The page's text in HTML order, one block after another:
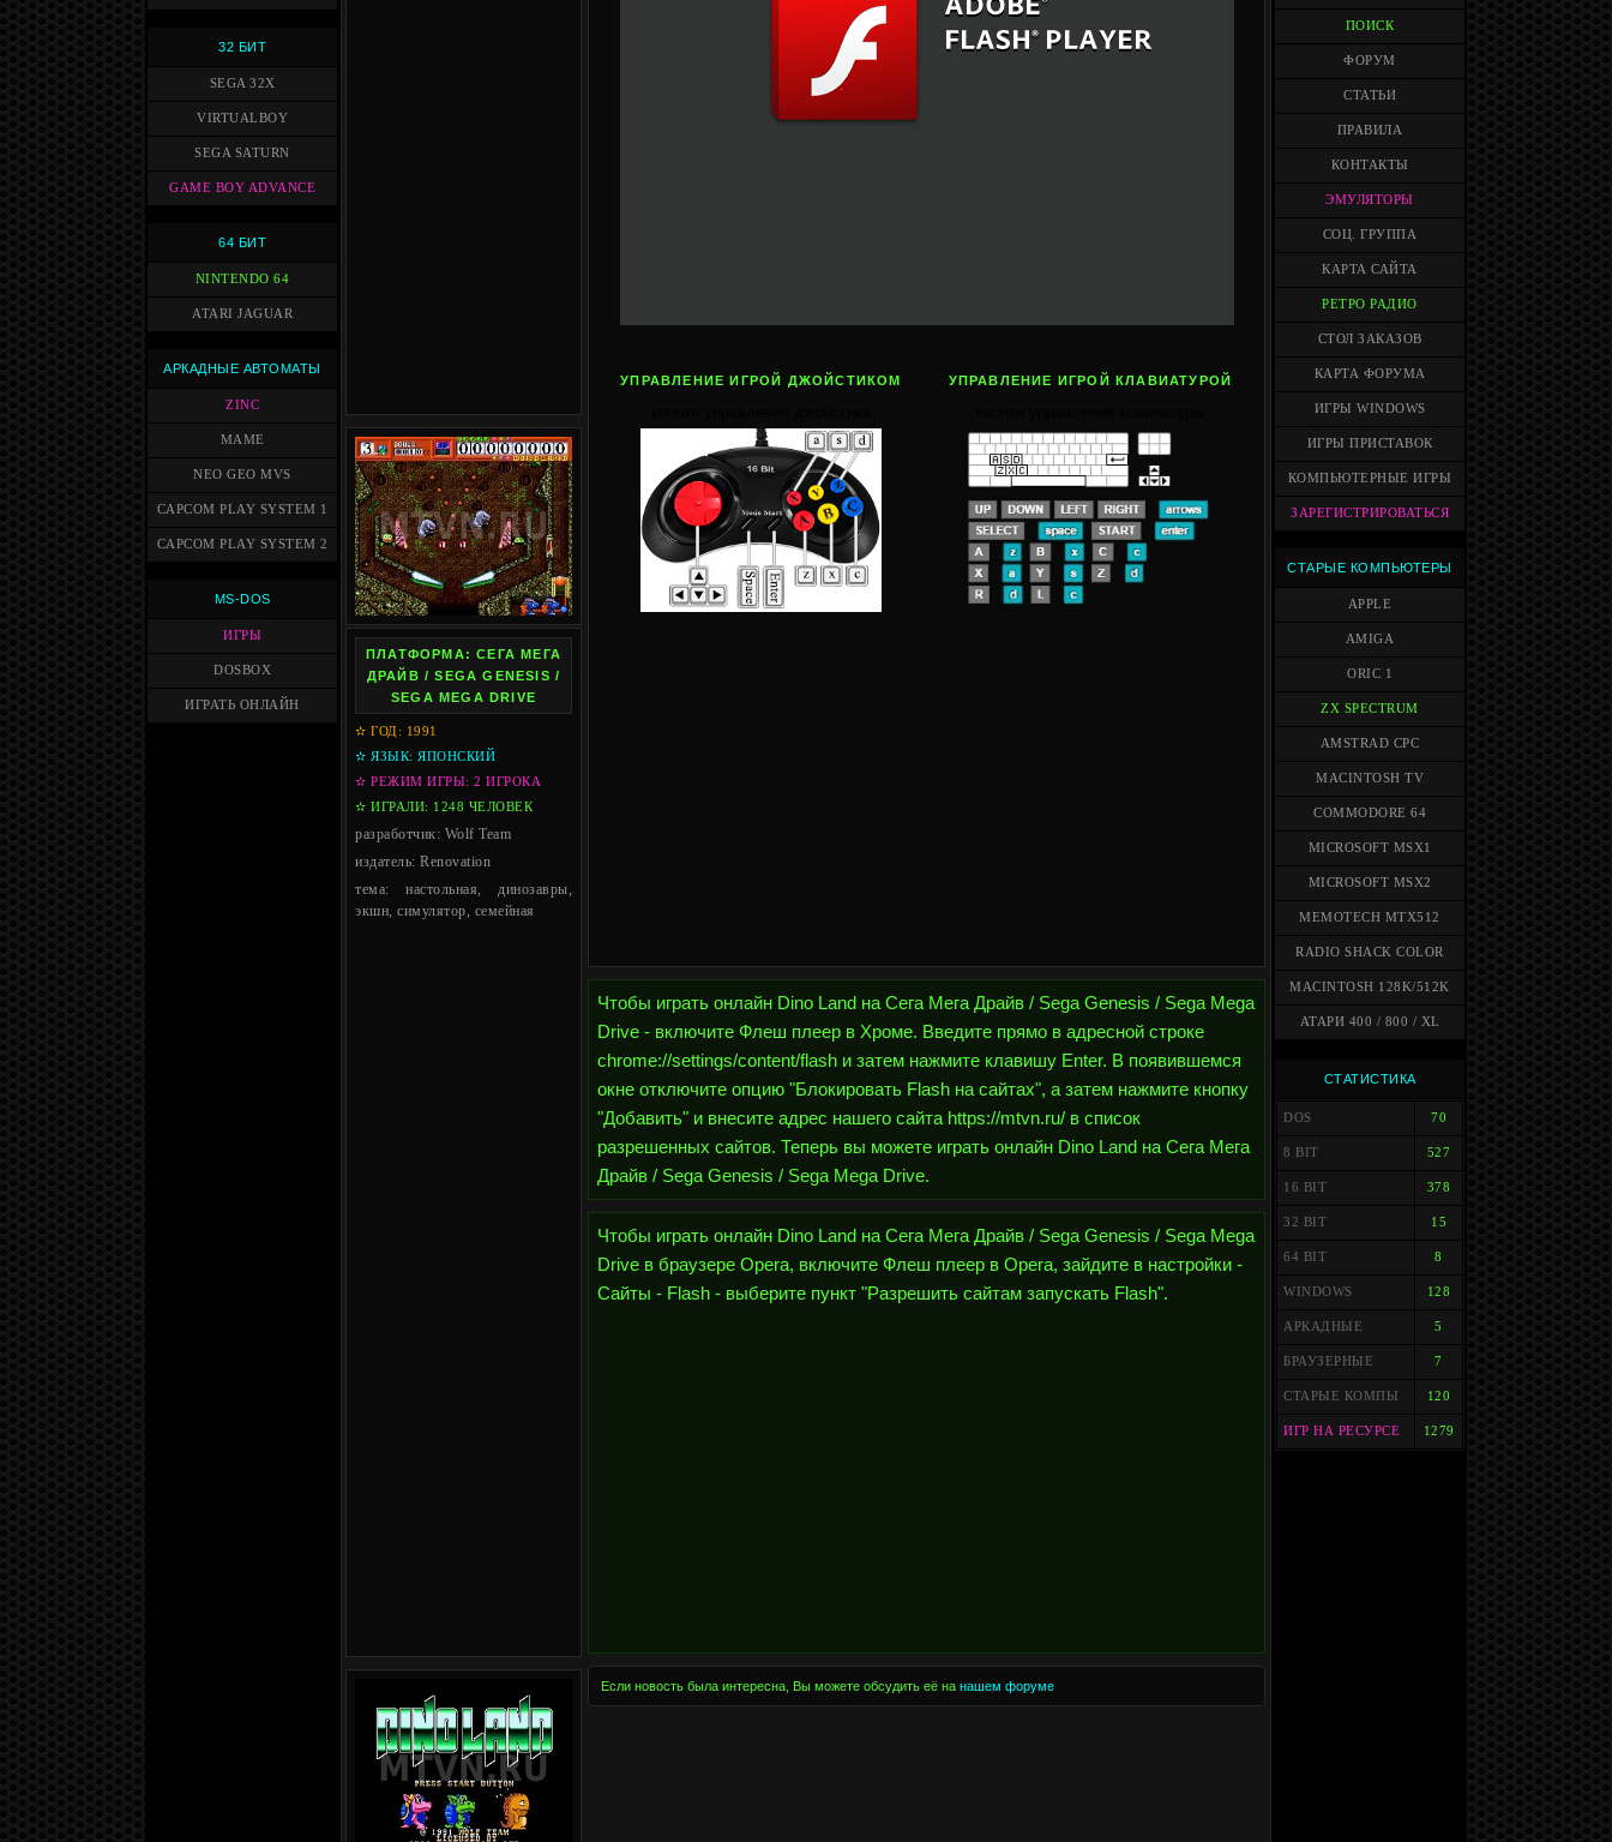
32 БИТ
SEGA 32X
VIRTUALBOY
SEGA SATURN
GAME BOY ADVANCE
64 БИТ
NINTENDO 64
ATARI JAGUAR
АРКАДНЫЕ АВТОМАТЫ
ZINC
MAME
NEO GEO MVS
CAPCOM PLAY SYSTEM 1
CAPCOM PLAY SYSTEM 2
MS-DOS
ИГРЫ
DOSBOX
ИГРАТЬ ОНЛАЙН
ПЛАТФОРМА: СЕГА МЕГА
ДРАЙВ / SEGA GENESIS /
SEGA MEGA DRIVE
✫ ГОД: 1991
✫ ЯЗЫК: ЯПОНСКИЙ
✫ РЕЖИМ ИГРЫ: 2 ИГРОКА
✫ ИГРАЛИ: 1248 ЧЕЛОВЕК
разработчик: Wolf Team
издатель: Renovation
тема: настольная, динозавры,
экшн, симулятор, семейная
УПРАВЛЕНИЕ ИГРОЙ ДЖОЙСТИКОМ УПРАВЛЕНИЕ ИГРОЙ КЛАВИАТУРОЙ
Чтобы играть онлайн Dino Land на Сега Мега Драйв / Sega Genesis / Sega Mega
Drive - включите Флеш плеер в Хроме. Введите прямо в адресной строке
chrome://settings/content/flash и затем нажмите клавишу Enter. В появившемся
окне отключите опцию "Блокировать Flash на сайтах", а затем нажмите кнопку
"Добавить" и внесите адрес нашего сайта https://mtvn.ru/ в список
разрешенных сайтов. Теперь вы можете играть онлайн Dino Land на Сега Мега
Драйв / Sega Genesis / Sega Mega Drive.
Чтобы играть онлайн Dino Land на Сега Мега Драйв / Sega Genesis / Sega Mega
Drive в браузере Opera, включите Флеш плеер в Opera, зайдите в настройки -
Сайты - Flash - выберите пункт "Разрешить сайтам запускать Flash".
Если новость была интересна, Вы можете обсудить её на нашем форуме
ПОИСК
ФОРУМ
СТАТЬИ
ПРАВИЛА
КОНТАКТЫ
ЭМУЛЯТОРЫ
СОЦ. ГРУППА
КАРТА САЙТА
РЕТРО РАДИО
СТОЛ ЗАКАЗОВ
КАРТА ФОРУМА
ИГРЫ WINDOWS
ИГРЫ ПРИСТАВОК
КОМПЬЮТЕРНЫЕ ИГРЫ
ЗАРЕГИСТРИРОВАТЬСЯ
СТАРЫЕ КОМПЬЮТЕРЫ
APPLE
AMIGA
ORIC 1
ZX SPECTRUM
AMSTRAD CPC
MACINTOSH TV
COMMODORE 64
MICROSOFT MSX1
MICROSOFT MSX2
MEMOTECH MTX512
RADIO SHACK COLOR
MACINTOSH 128K/512K
АТАРИ 400 / 800 / XL
СТАТИСТИКА
DOS 70
8 BIT 527
16 BIT 378
32 BIT 15
64 BIT 8
WINDOWS 128
АРКАДНЫЕ 5
БРАУЗЕРНЫЕ 7
СТАРЫЕ КОМПЫ 120
ИГР НА РЕСУРСЕ 1279